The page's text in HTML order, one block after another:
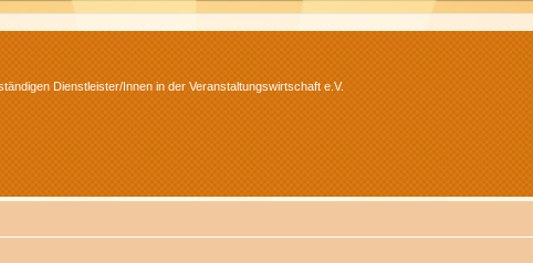
Dienstleister/Innen in der Veranstaltungswirtschaft e.V.